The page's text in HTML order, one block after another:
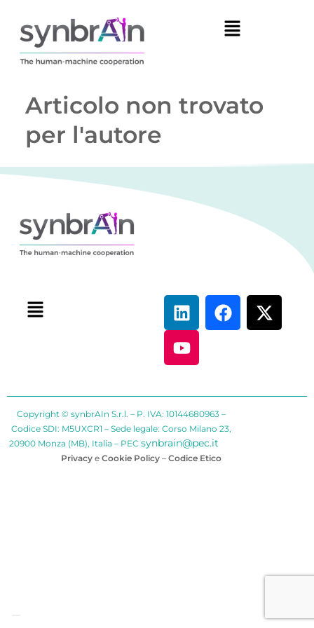
Articolo non trovato
per l'autore
Copyright © synbrAIn S.r.l. – P. IVA: 10144680963 –
Codice SDI: M5UXCR1 – Sede legale: Corso Milano 23,
20900 Monza (MB), Italia – PEC synbrain@pec.it
Privacy e Cookie Policy – Codice Etico